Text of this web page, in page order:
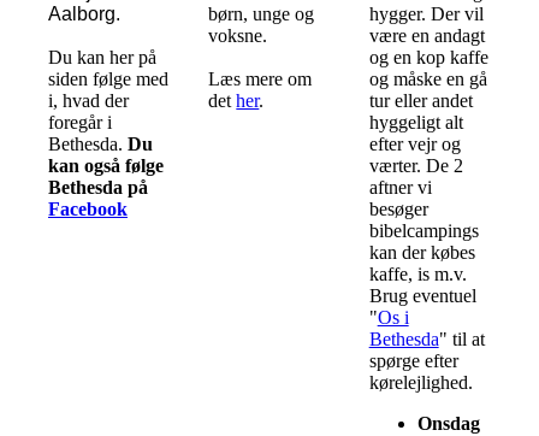
Aalborg.
Du kan her på
siden følge med
i, hvad der
foregår i
Bethesda. Du
kan også følge
Bethesda på
Facebook
børn, unge og
voksne.
Læs mere om
dether.
hygger. Der vil
være en andagt
og en kop kaffe
og måske en gå
tur eller andet
hyggeligt alt
efter vejr og
værter. De 2
aftner vi
besøger
bibelcampings
kan der købes
kaffe, is m.v.
Brug eventuel
"Os i
Bethesda" til at
spørge efter
kørelejlighed.
Onsdag